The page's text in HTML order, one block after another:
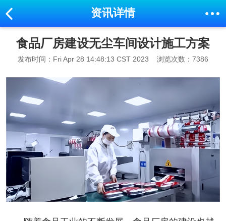
资讯详情
食品厂房建设无尘车间设计施工方案
发布时间：Fri Apr 28 14:48:13 CST 2023 浏览次数：7386